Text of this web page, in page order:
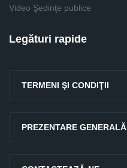
Video Şedinţe publice
Legături rapide
TERMENI ŞI CONDIŢII
PREZENTARE GENERALĂ